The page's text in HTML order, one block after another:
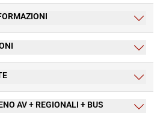
AV + REGIONALI + BUS